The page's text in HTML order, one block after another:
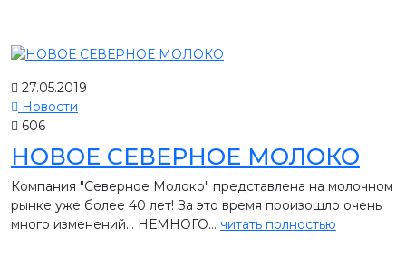
27.05.2019
Новости
606
НОВОЕ СЕВЕРНОЕ МОЛОКО
Компания "Северное Молоко" представлена на молочном
рынке уже более 40 лет! За это время произошло очень
много изменений... НЕМНОГО... читать полностью